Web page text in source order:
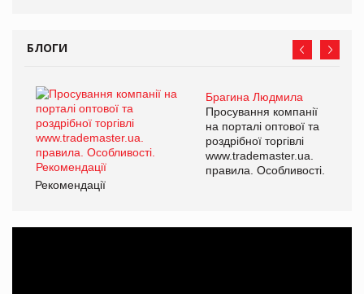
БЛОГИ
Брагина Людмила
Просування компанії
на порталі оптової та
роздрібної торгівлі
www.trademaster.ua.
правила. Особливості.
Рекомендації